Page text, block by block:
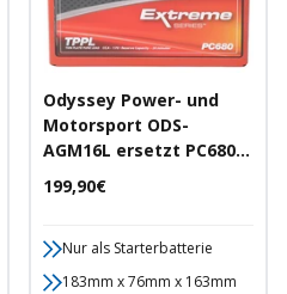
Odyssey Power- und
Motorsport ODS-
AGM16L ersetzt PC680
12V 16Ah 170A/EN
Motorradbatterie
Angebotspreis
199,90€
Nur als Starterbatterie
183mm x 76mm x 163mm